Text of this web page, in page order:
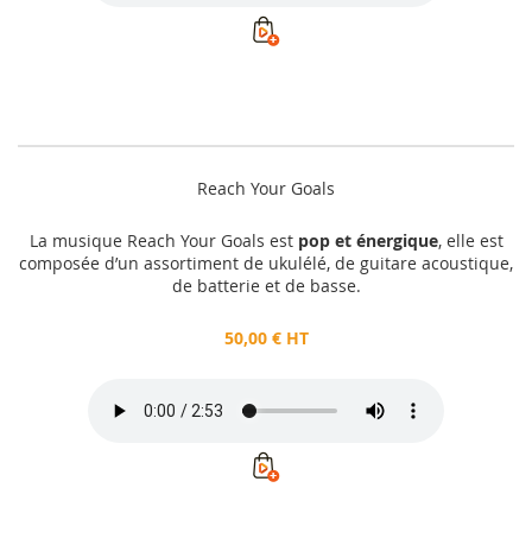
Reach Your Goals
La musique Reach Your Goals est pop et énergique, elle est
composée d’un assortiment de ukulélé, de guitare acoustique,
de batterie et de basse.
50,00 € HT